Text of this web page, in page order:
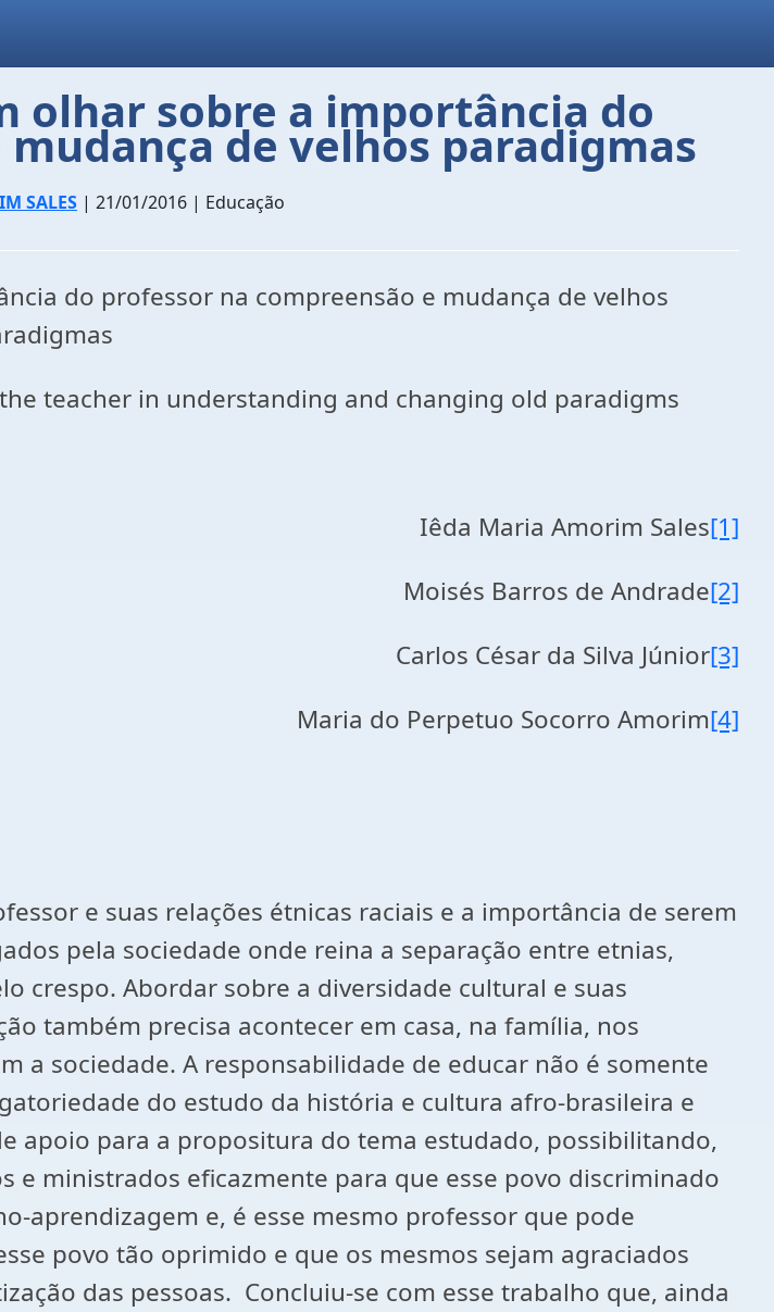
olhar sobre a importância do
de velhos paradigmas
SALES | 21/01/2016 | Educação
do professor na compreensão e mudança de velhos
teacher in understanding and changing old paradigms
Iêda Maria Amorim Sales[1]
Moisés Barros de Andrade[2]
Carlos César da Silva Júnior[3]
Maria do Perpetuo Socorro Amorim[4]
e suas relações étnicas raciais e a importância de serem
pela sociedade onde reina a separação entre etnias,
crespo. Abordar sobre a diversidade cultural e suas
também precisa acontecer em casa, na família, nos
a sociedade. A responsabilidade de educar não é somente
do estudo da história e cultura afro-brasileira e
apoio para a propositura do tema estudado, possibilitando,
e ministrados eficazmente para que esse povo discriminado
aprendizagem e, é esse mesmo professor que pode
povo tão oprimido e que os mesmos sejam agraciados
das pessoas. Concluiu-se com esse trabalho que, ainda